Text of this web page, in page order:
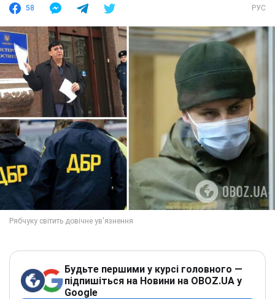
58 РУС
Будьте першими у курсі головного —
підпишіться на Новини на OBOZ.UA у
Google